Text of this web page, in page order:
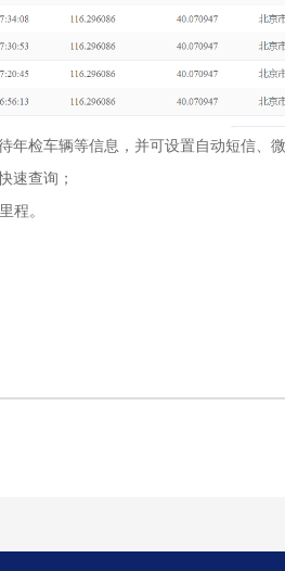
检车辆等信息，并可设置自动短信、
速查询；
程。